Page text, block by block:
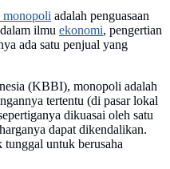
monopoli adalah penguasaan
ilmu ekonomi, pengertian
ada satu penjual yang
(KBBI), monopoli adalah
tertentu (di pasar lokal
dikuasai oleh satu
dapat dikendalikan.
untuk berusaha